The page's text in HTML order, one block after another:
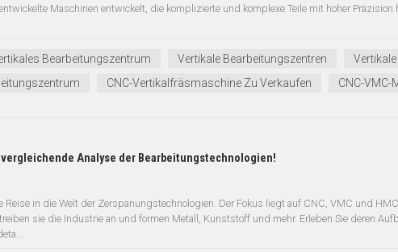
Maschinen entwickelt, die komplizierte und komplexe Teile mit hoher Präzision
Bearbeitungszentrum Vertikale Bearbeitungszentren
CNC-Vertikalfräsmaschine Zu Verkaufen CNC-VMC-
vergleichende Analyse der Bearbeitungstechnologien!
Reise in die Welt der Zerspanungstechnologien. Der Fokus liegt auf CNC, VMC und
sie die Industrie an und formen Metall, Kunststoff und mehr. Erleben Sie deren